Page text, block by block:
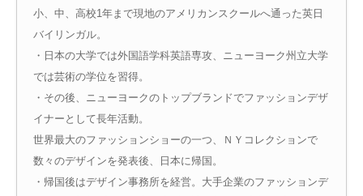
小、中、高校1年まで現地のアメリカンスクールへ通った英日
バイリンガル。
・日本の大学では外国語学科英語専攻、ニューヨーク州立大学
では芸術の学位を習得。
・その後、ニューヨークのトップブランドでファッションデザ
イナーとして長年活動。
世界最大のファッションショーの一つ、ＮＹコレクションで
数々のデザインを発表後、日本に帰国。
・帰国後はデザイン事務所を経営。大手企業のファッションデ